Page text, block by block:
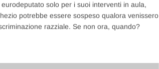
solo per i suoi interventi in aula,
potrebbe essere sospeso qualora venissero
razziale. Se non ora, quando?